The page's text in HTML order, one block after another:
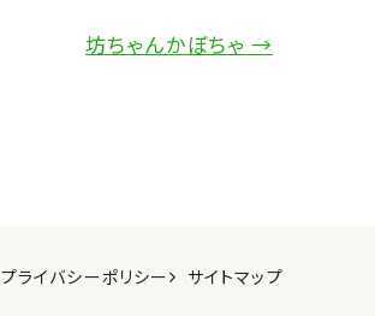
坊ちゃんかぼちゃ →
プライバシーポリシー サイトマップ